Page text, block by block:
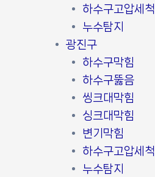
하수구고압세척
누수탐지
광진구
하수구막힘
하수구뚫음
씽크대막힘
싱크대막힘
변기막힘
하수구고압세척
누수탐지